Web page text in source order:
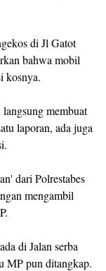
di Jl Gatot
bahwa mobil
kosnya.
membuat
laporan, ada juga
dari Polrestabes
mengambil
di Jalan serba
MP pun ditangkap.